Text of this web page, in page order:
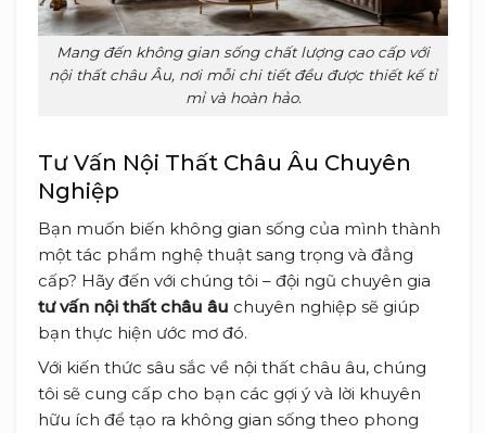
Mang đến không gian sống chất lượng cao cấp với
nội thất châu Âu, nơi mỗi chi tiết đều được thiết kế tỉ
mỉ và hoàn hảo.
Tư Vấn Nội Thất Châu Âu Chuyên
Nghiệp
Bạn muốn biến không gian sống của mình thành
một tác phẩm nghệ thuật sang trọng và đẳng
cấp? Hãy đến với chúng tôi – đội ngũ chuyên gia
tư vấn nội thất châu âu chuyên nghiệp sẽ giúp
bạn thực hiện ước mơ đó.
Với kiến thức sâu sắc về nội thất châu âu, chúng
tôi sẽ cung cấp cho bạn các gợi ý và lời khuyên
hữu ích để tạo ra không gian sống theo phong